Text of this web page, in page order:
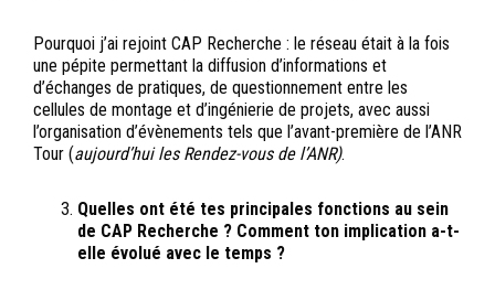
Pourquoi j’ai rejoint CAP Recherche : le réseau était à la fois
une pépite permettant la diffusion d’informations et
d’échanges de pratiques, de questionnement entre les
cellules de montage et d’ingénierie de projets, avec aussi
l’organisation d’évènements tels que l’avant-première de l’ANR
Tour (aujourd’hui les Rendez-vous de l’ANR).
Quelles ont été tes principales fonctions au sein
de CAP Recherche ? Comment ton implication a-t-
elle évolué avec le temps ?